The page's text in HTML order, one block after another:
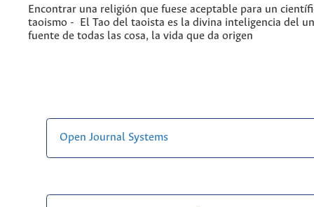
Encontrar una religión que fuese aceptable para un
taoismo - El Tao del taoista es la divina inteligencia del
fuente de todas las cosa, la vida que da origen
Open Journal Systems